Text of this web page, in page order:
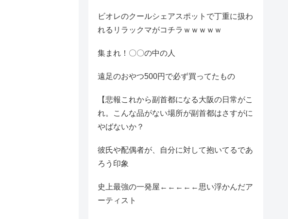
ビオレのクールシェアスポットで丁重に扱わ
れるリラックマがコチラｗｗｗｗｗ
集まれ！〇〇の中の人
遠足のおやつ500円で必ず買ってたもの
【悲報これから副首都になる大阪の日常がこ
れ。こんな品がない場所が副首都はさすがに
やばないか？
彼氏や配偶者が、自分に対して抱いてるであ
ろう印象
史上最強の一発屋←←←←←思い浮かんだア
ーティスト